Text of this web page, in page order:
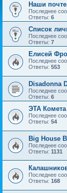
Наши
Последнее
Ответы: 6
Список
Последнее
Ответы: 7
Елисей
Последнее
Ответы: 553
Disadonna
Последнее
Ответы: 6
ЭТА
Последнее
Ответы: 54
Big House
Последнее
Ответы: 1131
Последнее
Ответы: 168